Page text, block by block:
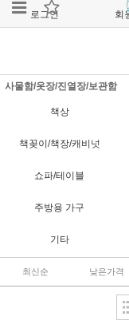
로그인 회
사물함/옷장/진열장/보관함
책상
책꽂이/책장/캐비넛
쇼파/테이블
주방용 가구
기타
최신순 낮은가격